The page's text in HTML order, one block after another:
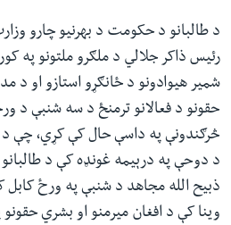
د طالبانو د حکومت د بهرنیو چارو
رئیس ذاکر جلالي د ملګرو ملتونو په
شمیر هیوادونو د ځانګړو استازو او د
حقونو د فعالانو ترمنځ د سه شنبې د
څرګندونې په داسې حال کې کړي، چې د
د دوحې په درېیمه غونډه کې د
ذبیح الله مجاهد د شنبې په ورځ کابل
وینا کې د افغان میرمنو او بشري حقونو